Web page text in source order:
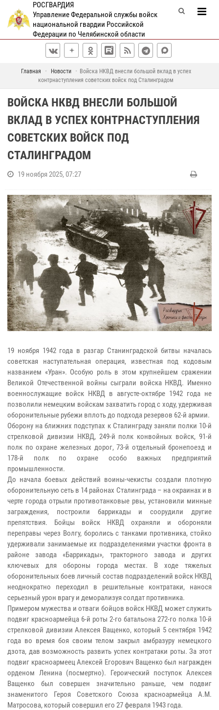
РОСГВАРДИЯ
Управление Федеральной службы войск
национальной гвардии Российской
Федерации по Челябинской области
Главная Новости
Войска НКВД внесли большой вклад в успех
контрнаступления советских войск под Сталинградом
ВОЙСКА НКВД ВНЕСЛИ БОЛЬШОЙ
ВКЛАД В УСПЕХ КОНТРНАСТУПЛЕНИЯ
СОВЕТСКИХ ВОЙСК ПОД
СТАЛИНГРАДОМ
19 ноября 2025, 07:27
19 ноября 1942 года в разгар Станинградской битвы началась
советская наступательная операция, известная под кодовым
названием «Уран». Особую роль в этом крупнейшем сражении
Великой Отечественной войны сыграли войска НКВД. Именно
военнослужащие войск НКВД в августе-октябре 1942 года не
позволили немецким войскам захватить город с ходу, удерживая
оборонительные рубежи вплоть до подхода резервов 62-й армии.
Оборону на ближних подступах к Сталинграду заняли полки 10-й
стрелковой дивизии НКВД, 249-й полк конвойных войск, 91-й
полк по охране железных дорог, 73-й отдельный бронепоезд и
178-й полк по охране особо важных предприятий
промышленности.
До начала боевых действий воины-чекисты создали плотную
оборонительную сеть в 14 районах Сталинграда – на окраинах и в
черте города отрыли противотанковые рвы, установили минные
заграждения, построили баррикады и соорудили другие
препятствия. Бойцы войск НКВД охраняли и обороняли
переправы через Волгу, боролись с танками противника, стойко
удерживали занимаемые их подразделениями участки фронта в
районе завода «Баррикады», тракторного завода и других
ключевых для обороны города местах. В ходе тяжелых
оборонительных боев личный состав подразделений войск НКВД
неоднократно переходил в решительные контратаки, нанося
серьезный урон врагу и деморализуя солдат противника.
Примером мужества и отваги бойцов войск НКВД может служить
подвиг красноармейца 6-й роты 2-го батальона 272-го полка 10-й
стрелковой дивизии Алексея Ващенко, который 5 сентября 1942
года во время боя своим телом закрыл амбразуру немецкого
дзота, дав возможность развить успех контратаки роты. За этот
подвиг красноармеец Алексей Егорович Ващенко был награжден
орденом Ленина (посмертно). Героический поступок Алексея
Ващенко был совершен значительно раньше, чем подвиг
знаменитого Героя Советского Союза красноармейца А.М.
Матросова, который совершил его 27 февраля 1943 года.